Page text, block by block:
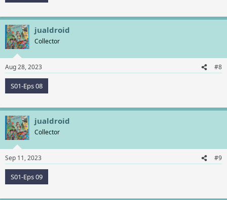
jualdroid
Collector
Aug 28, 2023 #8
S01-Eps 08
jualdroid
Collector
Sep 11, 2023 #9
S01-Eps 09